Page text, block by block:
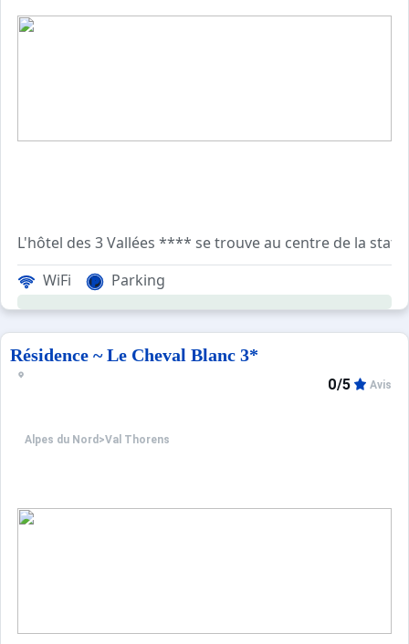
L'hôtel des 3 Vallées **** se trouve au centre de la
Ce petit hôtel de tradition dispose de 28 petites
Important.Pour les bébés de - 3 ans :
- inclure le bébé dans le nombre de participant de
- prévenir l'hôtel au moment de la réservation
WiFi Parking
Résidence ~ Le Cheval Blanc 3*
Alpes du Nord >Val Thorens
0/5 Avis